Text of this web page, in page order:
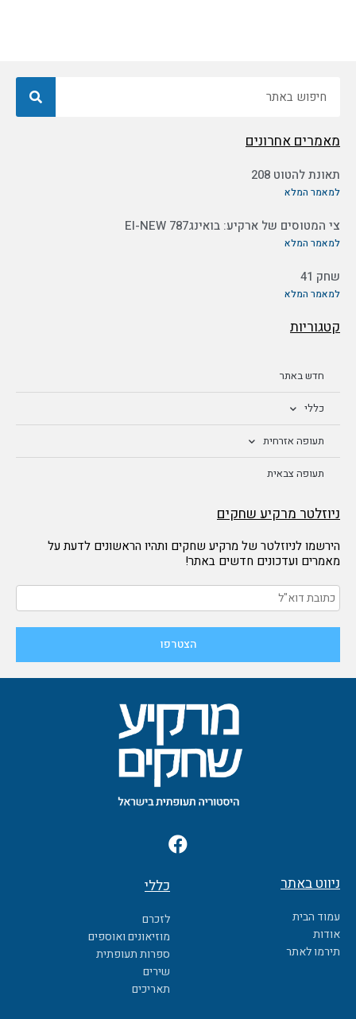
מאמרים אחרונים
תאונת להטוט 208
למאמר המלא
צי המטוסים של ארקיע: בואינג787 EI-NEW
למאמר המלא
שחק 41
למאמר המלא
קטגוריות
חדש באתר
כללי
תעופה אזרחית
תעופה צבאית
ניוזלטר מרקיע שחקים
הירשמו לניוזלטר של מרקיע שחקים ותהיו הראשונים לדעת על
מאמרים ועדכונים חדשים באתר!
F
a
e
b
o
o
k
ניווט באתר
עמוד הבית
אודות
תירמו לאתר
כללי
לזכרם
מוזיאונים ואוספים
ספרות תעופתית
שירים
תאריכים